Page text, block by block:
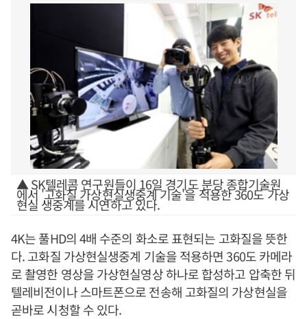
▲ SK텔레콤 연구원들이 16일 경기도 분당 종합기술원
에서 '고화질 가상현실생중계 기술'을 적용한 360도 가상
현실 생중계를 시연하고 있다.
4K는 풀HD의 4배 수준의 화소로 표현되는 고화질을 뜻한
다. 고화질 가상현실생중계 기술을 적용하면 360도 카메라
로 촬영한 영상을 가상현실영상 하나로 합성하고 압축한 뒤
텔레비전이나 스마트폰으로 전송해 고화질의 가상현실을
곧바로 시청할 수 있다.